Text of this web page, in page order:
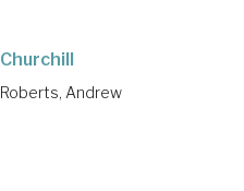
Churchill
Roberts, Andrew